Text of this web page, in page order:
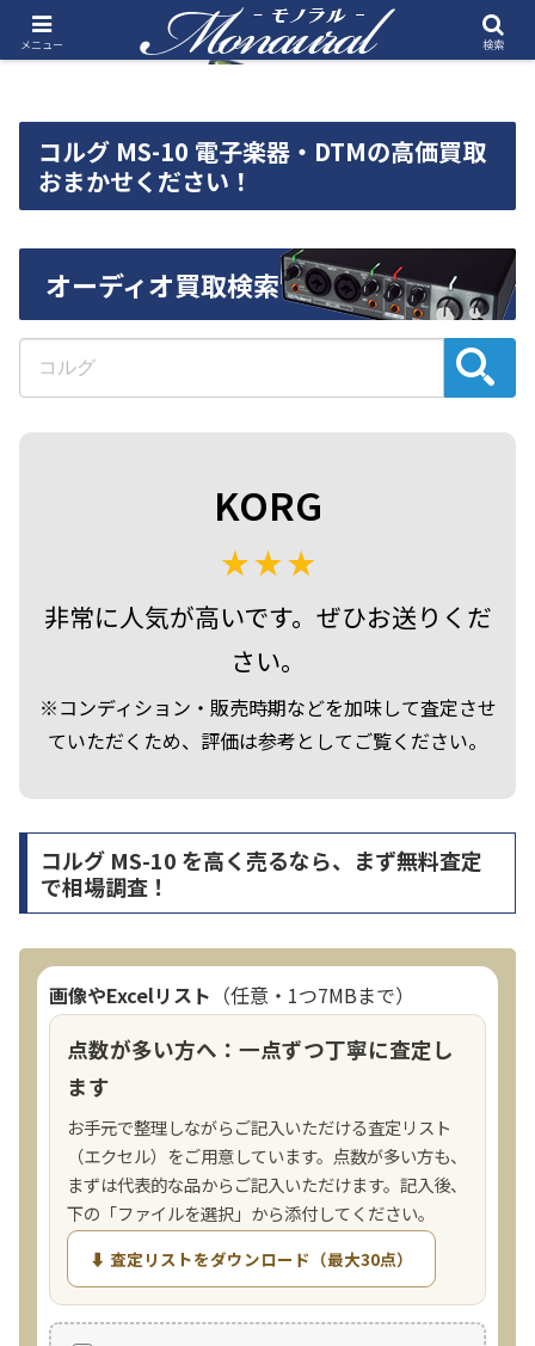
コルグ MS-10 電子楽器・DTMの高価買取
おまかせください！
オーディオ買取検索
KORG
非常に人気が高いです。ぜひお送りくだ
さい。
※コンディション・販売時期などを加味して査定させ
ていただくため、評価は参考としてご覧ください。
コルグ MS-10 を高く売るなら、まず無料査定
で相場調査！
画像やExcelリスト （任意・1つ7MBまで）
点数が多い方へ：一点ずつ丁寧に査定し
ます
お手元で整理しながらご記入いただける査定リスト
（エクセル）をご用意しています。点数が多い方も、
まずは代表的な品からご記入いただけます。記入後、
下の「ファイルを選択」から添付してください。
⬇ 査定リストをダウンロード（最大30点）
メニュー 検索